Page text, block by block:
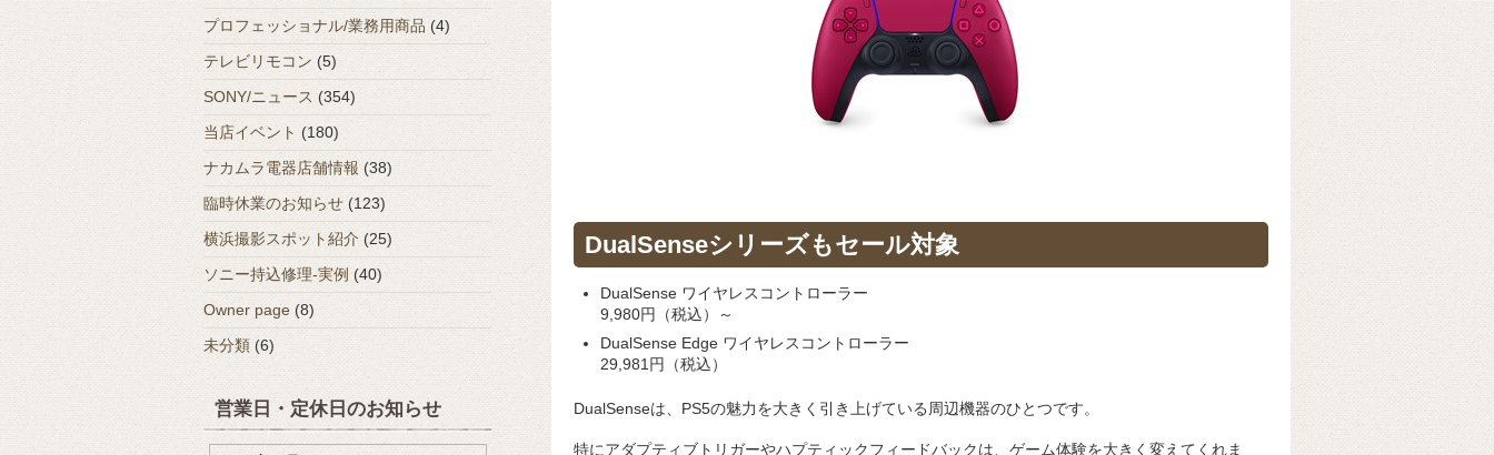
DualSenseシリーズもセール対象
DualSense ワイヤレスコントローラー
9,980円（税込）～
DualSense Edge ワイヤレスコントローラー
29,981円（税込）
DualSenseは、PS5の魅力を大きく引き上げている周辺機器のひとつです。
特にアダプティブトリガーやハプティックフィードバックは、ゲーム体験を大きく変えてくれま
プロフェッショナル/業務用商品 (4)
テレビリモコン (5)
SONY/ニュース (354)
当店イベント (180)
ナカムラ電器店舗情報 (38)
臨時休業のお知らせ (123)
横浜撮影スポット紹介 (25)
ソニー持込修理-実例 (40)
Owner page (8)
未分類 (6)
営業日・定休日のお知らせ